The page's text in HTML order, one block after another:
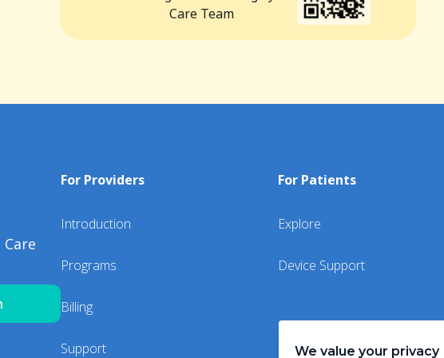
Care Team
For Providers
Introduction
Programs
Billing
Support
For Patients
Explore
Device Support
We value your privacy